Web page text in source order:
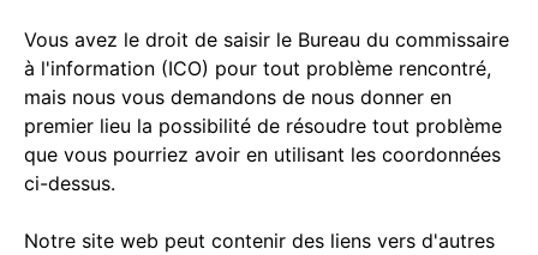
Vous avez le droit de saisir le Bureau du commissaire
à l'information (ICO) pour tout problème rencontré,
mais nous vous demandons de nous donner en
premier lieu la possibilité de résoudre tout problème
que vous pourriez avoir en utilisant les coordonnées
ci-dessus.
Notre site web peut contenir des liens vers d'autres